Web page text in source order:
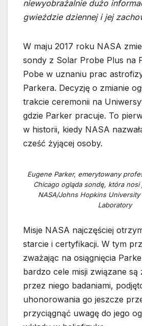
niewyobrażalnie dużo
gwieździe dziennej i jej
W maju 2017 roku NASA
sondy z Solar Probe Plus na
Pobe w uznaniu prac
Parkera. Decyzję o zmianie
trakcie ceremonii na
gdzie Parker pracuje. To
w historii, kiedy NASA
cześć żyjącej osoby.
Eugene Parker, emerytowany
Chicago ogląda sondę, która nosi
NASA/Johns Hopkins
Laboratory
Misje NASA najczęściej
starcie i certyfikacji. W tym
zważając na osiągnięcia
bardzo cele misji związane
przez niego badaniami,
uhonorowania go jeszcze
przyciągnąć uwagę do jego